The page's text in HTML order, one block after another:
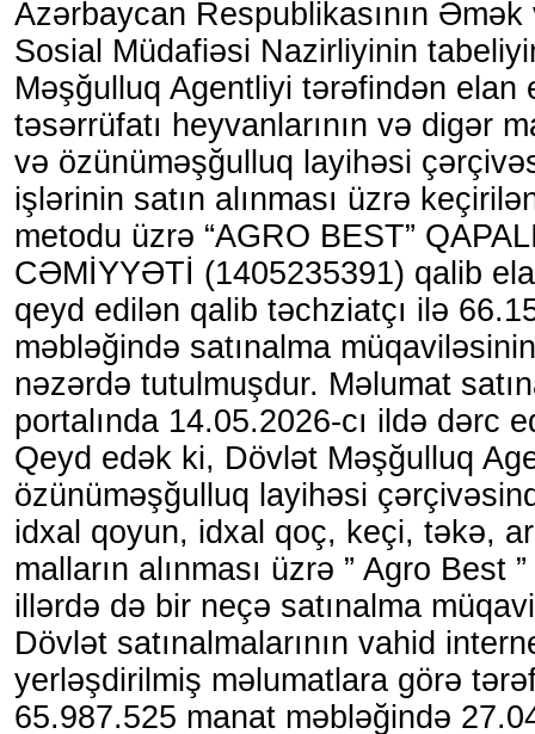
Azərbaycan Respublikasının
Sosial Müdafiəsi Nazirliyinin
Məşğulluq Agentliyi tərəfindən elan
təsərrüfatı heyvanlarının və digər
və özünüməşğulluq layihəsi
işlərinin satın alınması üzrə
metodu üzrə “AGRO BEST”
CƏMİYYƏTİ (1405235391) qalib
qeyd edilən qalib təchziatçı ilə
məbləğində satınalma
nəzərdə tutulmuşdur. Məlumat
portalında 14.05.2026-cı ildə dərc
Qeyd edək ki, Dövlət Məşğulluq
özünüməşğulluq layihəsi
idxal qoyun, idxal qoç, keçi, təkə,
malların alınması üzrə ” Agro Best
illərdə də bir neçə satınalma
Dövlət satınalmalarının vahid
yerləşdirilmiş məlumatlara görə
65.987.525 manat məbləğində